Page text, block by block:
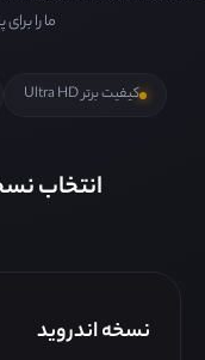
ما را
کیفیت برتر Ultra HD
انتخاب
نسخه اندروید